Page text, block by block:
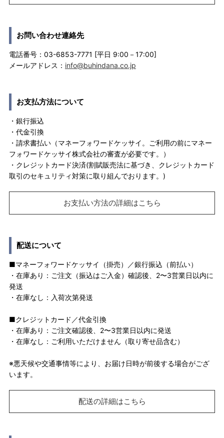
お問い合わせ連絡先
電話番号：03-6853-7771 [平日 9:00－17:00]
メールアドレス： info@buhindana.co.jp
お支払方法について
・銀行振込
・代金引換
・請求書払い（マネーフォワードケッサイ。ご利用の前にマネー
フォワードケッサイ株式会社の審査が必要です。）
・クレジットカード決済(割賦販売法に基づき、クレジットカード
取引のセキュリティ対策に取り組んでおります。)
お支払い方法の詳細はこちら
配送について
■マネーフォワードケッサイ（掛売）／銀行振込（前払い）
・在庫あり：ご注文（振込はご入金）確認後、2〜3営業日以内に
発送
・在庫なし：入荷次第発送
■クレジットカード／代金引換
・在庫あり：ご注文確認後、2〜3営業日以内に発送
・在庫なし：ご利用いただけません（取り寄せ品含む）
※悪天候や交通事情等により、お届け日時が前後する場合がござ
います。
配送の詳細はこちら